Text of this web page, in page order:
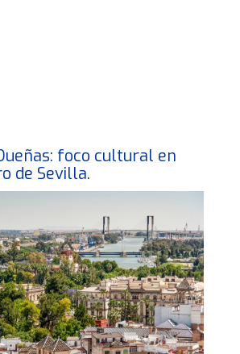
foco cultural en
de Sevilla.